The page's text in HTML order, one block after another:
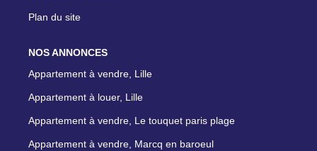
Plan du site
NOS ANNONCES
Appartement à vendre, Lille
Appartement à louer, Lille
Appartement à vendre, Le touquet paris plage
Appartement à vendre, Marcq en baroeul